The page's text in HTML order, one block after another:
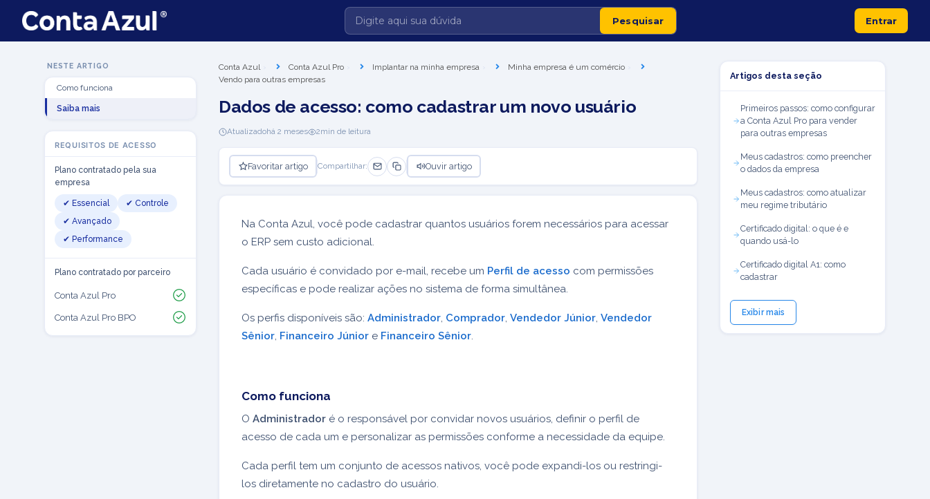
Entrar
NESTE ARTIGO
Como funciona
Saiba mais
REQUISITOS DE ACESSO
Plano contratado pela sua
empresa
✔ Essencial
✔ Controle
✔ Avançado
✔ Performance
Plano contratado por parceiro
Conta Azul Pro
Conta Azul Pro BPO
Conta Azul Conta Azul Pro Implantar na minha empresa
Minha empresa é um comércio
Vendo para outras empresas
Dados de acesso: como cadastrar um novo usuário
Atualizadohá 2 meses 2min de leitura
Favoritar artigo Compartilhar: Ouvir artigo
Na Conta Azul, você pode cadastrar quantos usuários forem necessários para acessar
o ERP sem custo adicional.
Cada usuário é convidado por e-mail, recebe um Perfil de acesso com permissões
específicas e pode realizar ações no sistema de forma simultânea.
Os perfis disponíveis são: Administrador, Comprador, Vendedor Júnior, Vendedor
Sênior, Financeiro Júnior e Financeiro Sênior.
Como funciona
O Administrador é o responsável por convidar novos usuários, definir o perfil de
acesso de cada um e personalizar as permissões conforme a necessidade da equipe.
Cada perfil tem um conjunto de acessos nativos, você pode expandi-los ou restringi-
los diretamente no cadastro do usuário.
Artigos desta seção
Primeiros passos: como configurar
a Conta Azul Pro para vender
para outras empresas
Meus cadastros: como preencher
o dados da empresa
Meus cadastros: como atualizar
meu regime tributário
Certificado digital: o que é e
quando usá-lo
Certificado digital A1: como
cadastrar
Exibir mais